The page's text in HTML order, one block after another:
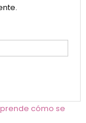
cómo se